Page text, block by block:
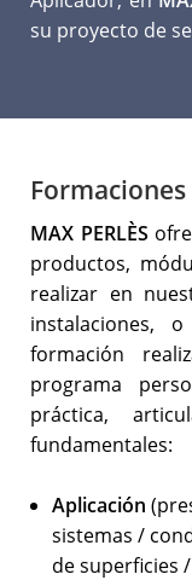
su proyecto de
Formaciones
MAX PERLÈS
productos,
realizar en
instalaciones,
formación
programa
práctica,
fundamentales:
Aplicación
sistemas /
de superficies